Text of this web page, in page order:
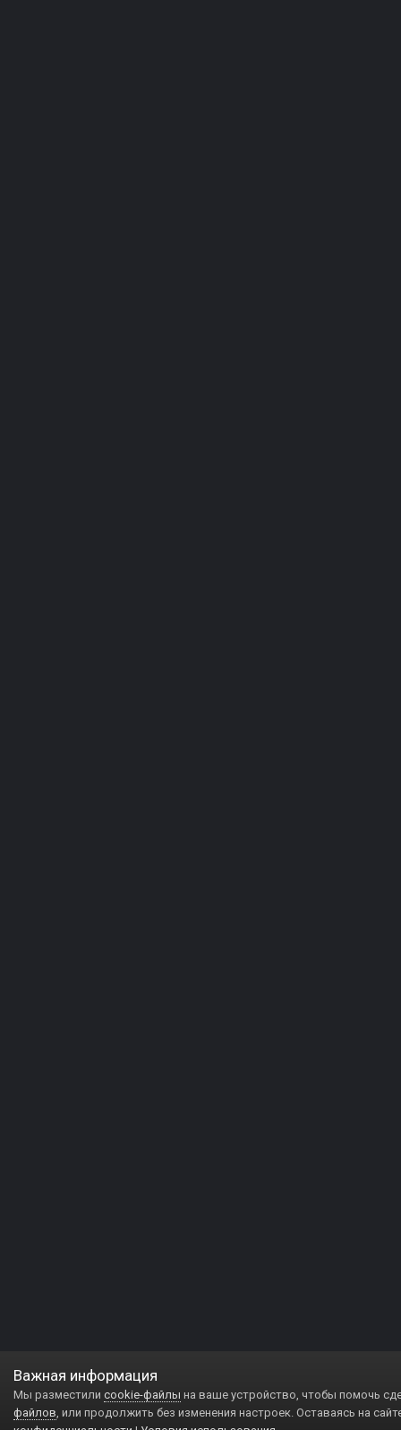
Важная информация
Мы разместили cookie-файлы на ваше устройство, чтобы помочь
файлов, или продолжить без изменения настроек. Оставаясь на